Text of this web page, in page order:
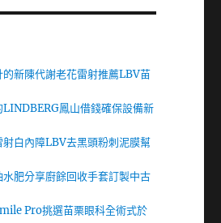
的新陳代謝老花雷射推薦LBV苗
LINDBERG鳳山借錢確保設備新
射白內障LBV去黑頭粉刺泥膜幫
肥分享廚餘回收手套訂製中古
Pro挑選苗栗眼科全術式於